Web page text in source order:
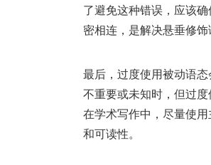
了避免这种错误，应该
密相连，是解决悬垂修饰
最后，过度使用被动语
不重要或未知时，但过
在学术写作中，尽量使
和可读性。